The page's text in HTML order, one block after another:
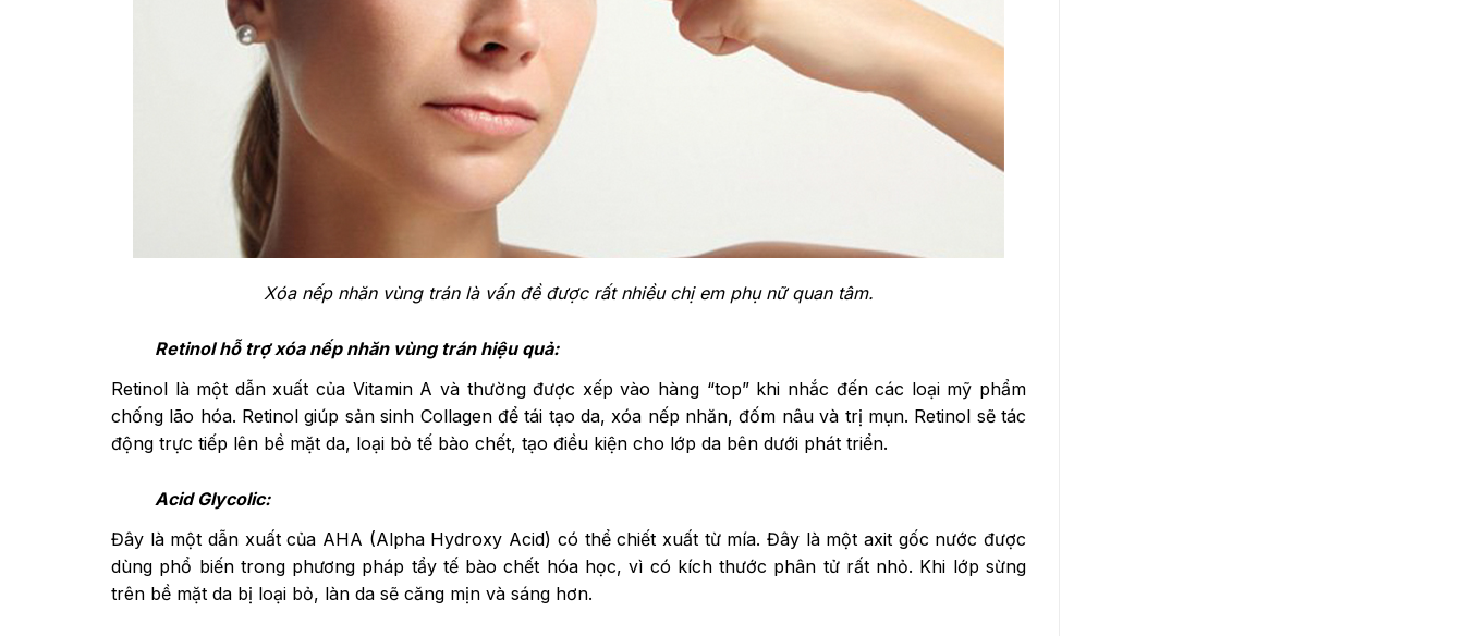
Xóa nếp nhăn vùng trán là vấn đề được rất nhiều chị em phụ nữ quan tâm.
Retinol hỗ trợ xóa nếp nhăn vùng trán hiệu quả:
Retinol là một dẫn xuất của Vitamin A và thường được xếp vào hàng “top” khi nhắc đến các loại mỹ phẩm
chống lão hóa. Retinol giúp sản sinh Collagen để tái tạo da, xóa nếp nhăn, đốm nâu và trị mụn. Retinol sẽ tác
động trực tiếp lên bề mặt da, loại bỏ tế bào chết, tạo điều kiện cho lớp da bên dưới phát triển.
Acid Glycolic:
Đây là một dẫn xuất của AHA (Alpha Hydroxy Acid) có thể chiết xuất từ mía. Đây là một axit gốc nước được
dùng phổ biến trong phương pháp tẩy tế bào chết hóa học, vì có kích thước phân tử rất nhỏ. Khi lớp sừng
trên bề mặt da bị loại bỏ, làn da sẽ căng mịn và sáng hơn.